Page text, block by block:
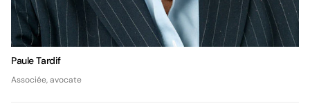
Paule Tardif
Associée, avocate